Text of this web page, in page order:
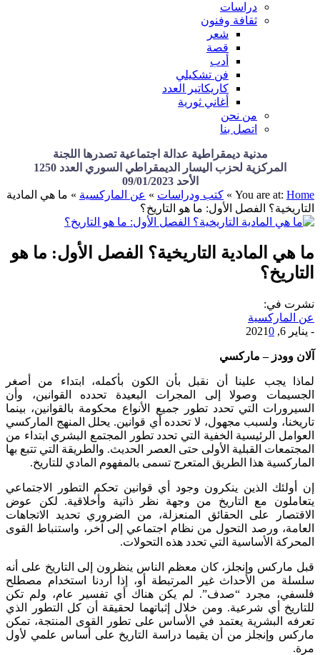
دراسات
ثقافة وفنون
شعر
قصة
أدب
فن تشكيلي
كاريكاتير العدد
أغاني ثورية
من نحن
اتصل بنا
مدنية ديمقراطية عدالة اجتماعية تصدرها اللجنة
المركزية لحزب اليسار الديمقراطي السوري العدد 1250
الأحد 09/01/2023
You are at: Home
» كتب ودراسات » عن الماركسية » ما هي المادية
التاريخية؟ الفصل الأول: ما هو التاريخ؟
ما هي المادية التاريخية؟ الفصل الأول: ما هو
التاريخ؟
نشرت في:
عن الماركسية
- يناير 6, 2021 0
آلان وودز – ماركسي
لماذا يجب علينا أن نقبل بأن الكون بأكمله، ابتداء من أصغر
الجسيمات وصولا إلى المجرات البعيدة تحدده القوانين، وأن
السيرورات التي تحدد تطور جميع الأنواع محكومة بالقوانين، بينما
تاريخنا، ولسبب مجهول، لا تحدده أي قوانين. يحلل المنهج الماركسي
العوامل الرئيسية الخفية التي تحدد تطور المجتمع البشري ابتداء من
المجتمعات القبلية الأولى حتى العصر الحديث. والطريقة التي تتبع بها
الماركسية هذا الطريق المتعرج تسمى بالمفهوم المادي للتاريخ.
إن أولئك الذين ينكرون وجود أي قوانين تحكم التطور الاجتماعي
يتعاملون مع التاريخ من وجهة نظر ذاتية وأخلاقية. لكن عوض
الاقتصار على الحقائق المنعزلة، من الضروري تحديد الاتجاهات
العامة، ورصد التحول من نظام اجتماعي إلى آخر، واستنباط القوى
المحركة الأساسية التي تحدد هذه التحولات.
قبل ماركس وإنجلز، كان معظم الناس ينظرون إلى التاريخ على أنه
سلسلة من الأحداث غير المرتبطة أو، إذا أردنا استخدام مصطلح
فلسفي، مجرد “صدف”. لم يكن هناك أي تفسير عام، ولم تكن
للتاريخ أي شرعية. ومن خلال إثباتهما لحقيقة أن كل التطور الذي
تعرفه البشرية يعتمد في الأساس على تطور القوى المنتجة، تمكن
ماركس وإنجلز من أن يقيما دراسة التاريخ على أساس علمي لأول
مرة.